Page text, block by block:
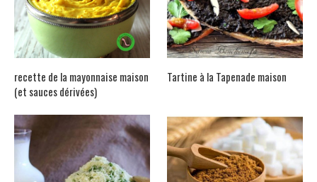
recette de la mayonnaise maison
(et sauces dérivées)
Tartine à la Tapenade maison